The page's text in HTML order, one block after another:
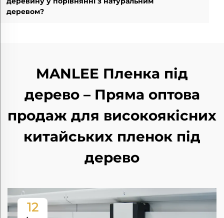
деревом?
MANLEE Пленка під
дерево – Пряма оптова
продаж для високоякісних
китайських пленок під
дерево
12